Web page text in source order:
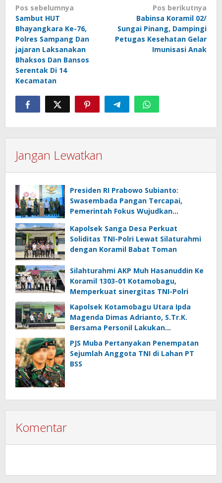
Navigasi
pos
Pos sebelumnya
Sambut HUT
Bhayangkara Ke-76,
Polres Sampang Dan
jajaran Laksanakan
Bhaksos Dan Bansos
Serentak Di 14
Kecamatan
Pos berikutnya
Babinsa Koramil 02/
Sungai Pinang, Dampingi
Petugas Kesehatan Gelar
Imunisasi Anak
Jangan Lewatkan
Presiden RI Prabowo Subianto:
Swasembada Pangan Tercapai,
Pemerintah Fokus Wujudkan
Kapolsek Sanga Desa Perkuat
Soliditas TNI-Polri Lewat Silaturahmi
dengan Koramil Babat Toman
Silahturahmi AKP Muh Hasanuddin Ke
Koramil 1303-01 Kotamobagu,
Memperkuat sinergitas TNI-Polri
Kapolsek Kotamobagu Utara Ipda
Magenda Dimas Adrianto, S.Tr.K.
Bersama Personil Lakukan
Silaturahmi Ke Koramil 1303-02 Passi
PJS Muba Pertanyakan Penempatan
Sejumlah Anggota TNI di Lahan PT
BSS
Komentar